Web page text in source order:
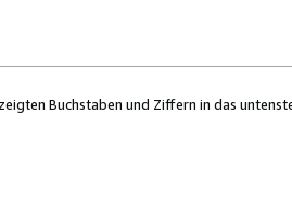
Buchstaben und Ziffern in das